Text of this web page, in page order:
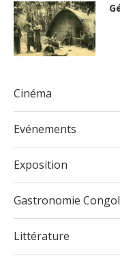
Cinéma
Evénements
Exposition
Gastronomie
Littérature